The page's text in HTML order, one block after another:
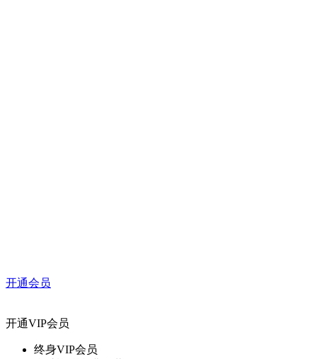
开通会员
开通VIP会员
终身VIP会员